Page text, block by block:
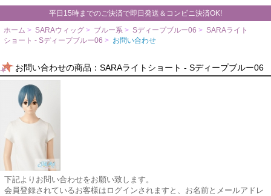
平日15時までのご決済で即日発送＆コンビニ決済OK!
ホーム > SARAウィッグ > ブルー系 > Sディープブルー06 > SARAライト
ショート - Sディープブルー06 > お問い合わせ
お問い合わせの商品：SARAライトショート - Sディープブルー06
下記よりお問い合わせをお願い致します。
会員登録されているお客様はログインされますと、お名前とメールアドレ